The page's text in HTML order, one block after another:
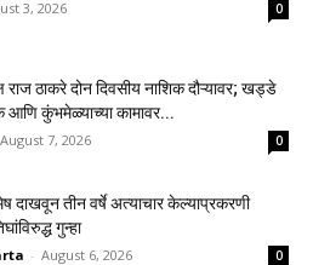
3, 2026 0
ठाकरे दोन दिवसीय नाशिक दौऱ्यावर; खड्डे
आणि कुंभमेळ्याच्या कामावर...
August 7, 2026 0
दाखवून तीन वर्षे अत्याचार केल्याप्रकरणी
गुन्हा
- August 6, 2026 0